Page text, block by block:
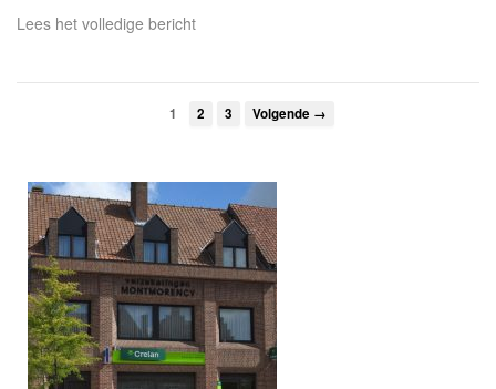
Lees het volledige bericht
1 2 3 Volgende →